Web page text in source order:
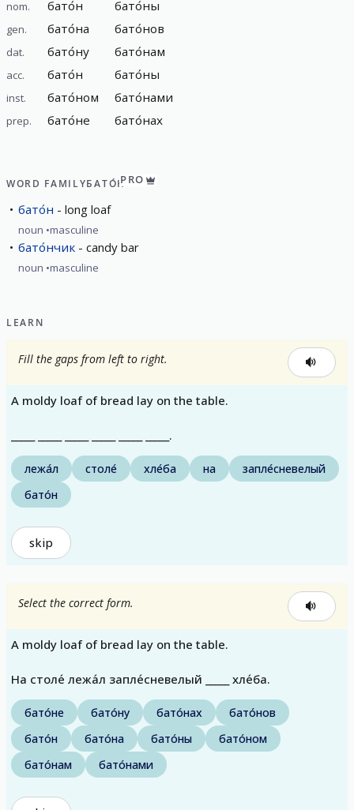
nom.
бато́н бато́ны
gen. бато́на бато́нов
dat. бато́ну бато́нам
acc. бато́н бато́ны
inst. бато́ном бато́нами
prep. бато́не бато́нах
WORD FAMILYБАТО́НPRO
бато́н long loaf
noun masculine
бато́нчик candy bar
noun masculine
LEARN
Fill the gaps from left to right.
A moldy loaf of bread lay on the table.
_____ _____ _____ _____ _____ _____.
лежа́л столе́ хле́ба на
запле́сневелый
бато́н
skip
Select the correct form.
A moldy loaf of bread lay on the table.
На столе́ лежа́л запле́сневелый _____ хле́ба.
бато́не бато́ну бато́нах
бато́нов
бато́н
бато́на бато́ны
бато́ном
бато́нам
бато́нами